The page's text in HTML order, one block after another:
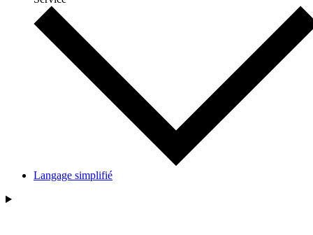
Langage simplifié